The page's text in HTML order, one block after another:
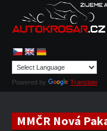
Powered by Translate
MMČR Nová